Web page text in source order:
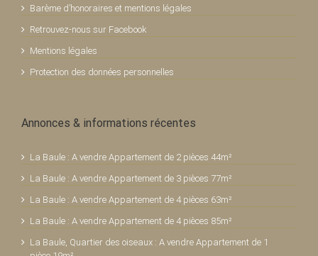
Barème d’honoraires et mentions légales
Retrouvez-nous sur Facebook
Mentions légales
Protection des données personnelles
Annonces & informations récentes
La Baule : A vendre Appartement de 2 pièces 44m²
La Baule : A vendre Appartement de 3 pièces 77m²
La Baule : A vendre Appartement de 4 pièces 63m²
La Baule : A vendre Appartement de 4 pièces 85m²
La Baule, Quartier des oiseaux : A vendre Appartement de 1